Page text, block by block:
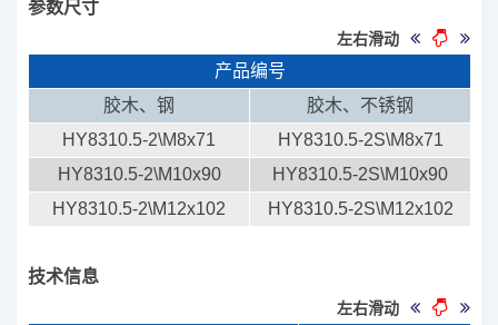
参数尺寸
左右滑动
产品编号
胶木、钢
胶木、不锈钢
HY8310.5-2\M8x71
HY8310.5-2S\M8x71
HY8310.5-2\M10x90
HY8310.5-2S\M10x90
HY8310.5-2\M12x102
HY8310.5-2S\M12x102
技术信息
左右滑动